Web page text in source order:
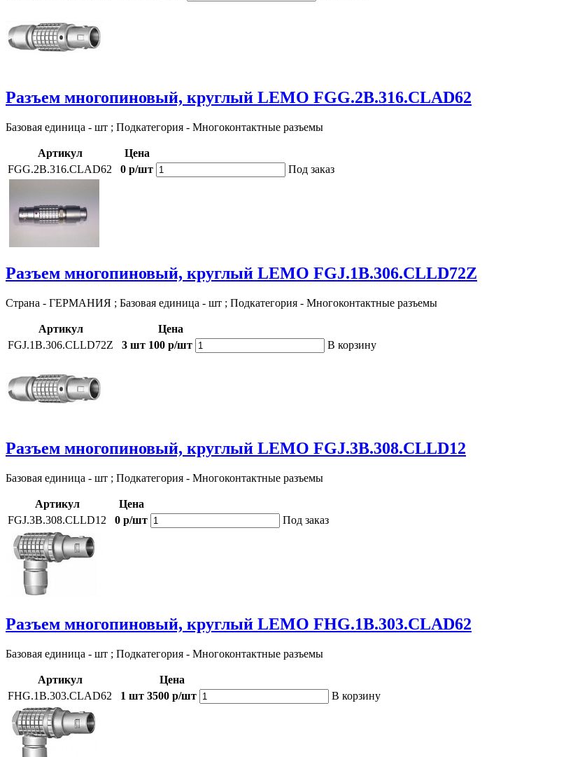
Разъем многопиновый, круглый LEMO FGG.2B.316.CLAD62
Базовая единица - шт ; Подкатегория - Многоконтактные разъемы
Артикул
Цена
FGG.2B.316.CLAD62
0 р/шт Под заказ
Разъем многопиновый, круглый LEMO FGJ.1B.306.CLLD72Z
Страна - ГЕРМАНИЯ ; Базовая единица - шт ; Подкатегория - Многоконтактные разъемы
Артикул
Цена
FGJ.1B.306.CLLD72Z
3 шт 100 р/шт В корзину
Разъем многопиновый, круглый LEMO FGJ.3B.308.CLLD12
Базовая единица - шт ; Подкатегория - Многоконтактные разъемы
Артикул
Цена
FGJ.3B.308.CLLD12
0 р/шт Под заказ
Разъем многопиновый, круглый LEMO FHG.1B.303.CLAD62
Базовая единица - шт ; Подкатегория - Многоконтактные разъемы
Артикул
Цена
FHG.1B.303.CLAD62
1 шт 3500 р/шт В корзину